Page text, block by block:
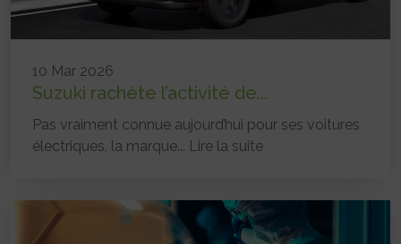
10 Mar 2026
Suzuki rachète l’activité de...
Pas vraiment connue aujourd’hui pour ses voitures
électriques, la marque... Lire la suite